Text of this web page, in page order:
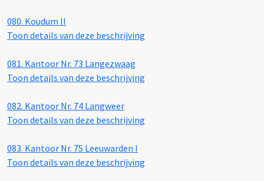
080. Koudum II
Toon details van deze beschrijving
081. Kantoor Nr. 73 Langezwaag
Toon details van deze beschrijving
082. Kantoor Nr. 74 Langweer
Toon details van deze beschrijving
083. Kantoor Nr. 75 Leeuwarden I
Toon details van deze beschrijving